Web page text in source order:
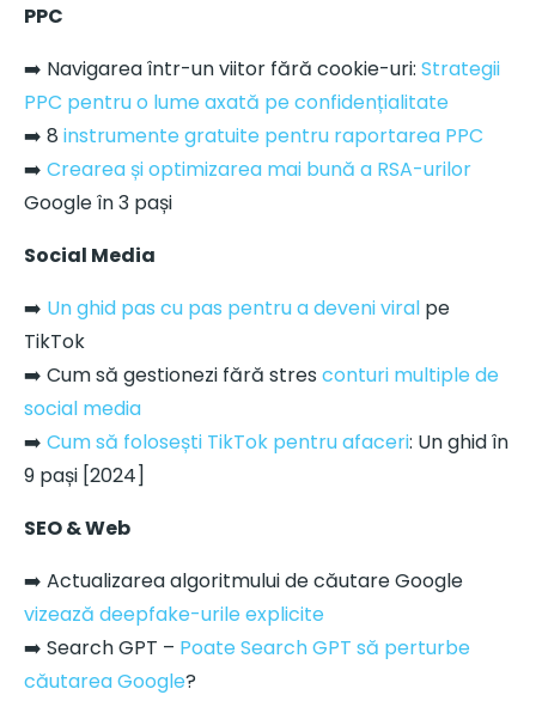
PPC
➡️ Navigarea într-un viitor fără cookie-uri: Strategii
PPC pentru o lume axată pe confidențialitate
➡️ 8 instrumente gratuite pentru raportarea PPC
➡️ Crearea și optimizarea mai bună a RSA-urilor
Google în 3 pași
Social Media
➡️ Un ghid pas cu pas pentru a deveni viral pe
TikTok
➡️ Cum să gestionezi fără stres conturi multiple de
social media
➡️ Cum să folosești TikTok pentru afaceri: Un ghid în
9 pași [2024]
SEO & Web
➡️ Actualizarea algoritmului de căutare Google
vizează deepfake-urile explicite
➡️ Search GPT – Poate Search GPT să perturbe
căutarea Google?